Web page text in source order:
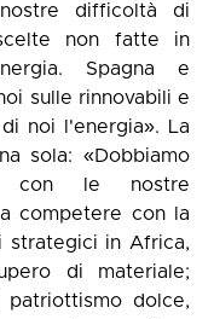
difficoltà di
non fatte in
Spagna e
sulle rinnovabili e
noi l'energia». La
sola: «Dobbiamo
con le nostre
competere con la
strategici in Africa,
di materiale;
dolce,